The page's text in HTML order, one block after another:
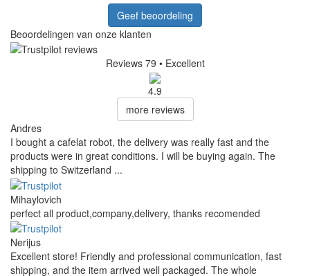
Geef beoordeling
Beoordelingen van onze klanten
Reviews 79 • Excellent
4.9
more reviews
Andres
I bought a cafelat robot, the delivery was really fast and the
products were in great conditions. I will be buying again. The
shipping to Switzerland ...
Mihaylovich
perfect all product,company,delivery, thanks recomended
Nerijus
Excellent store! Friendly and professional communication, fast
shipping, and the item arrived well packaged. The whole